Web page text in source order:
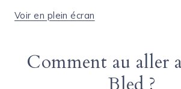
Voir en plein écran
Comment au aller